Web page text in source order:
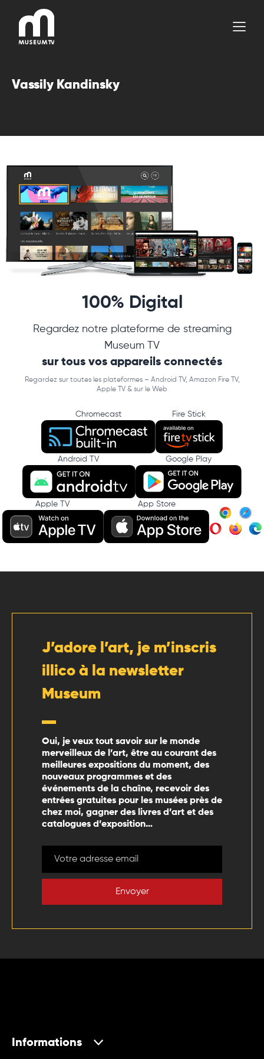
contenu
Vassily Kandinsky
100% Digital
Regardez notre plateforme de streaming
Museum TV
sur tous vos appareils connectés
Regardez sur toutes les plateformes – Android TV, Amazon Fire TV,
Apple TV & sur le Web
Chromecast Fire Stick
Android TV Google Play
Apple TV App Store
J’adore l’art, je m’inscris
illico à la newsletter
Museum
Oui, je veux tout savoir sur le monde
merveilleux de l’art, être au courant des
meilleures expositions du moment, des
nouveaux programmes et des
événements de la chaîne, recevoir des
entrées gratuites pour les musées près de
chez moi, gagner des livres d’art et des
catalogues d’exposition…
Envoyer
Informations